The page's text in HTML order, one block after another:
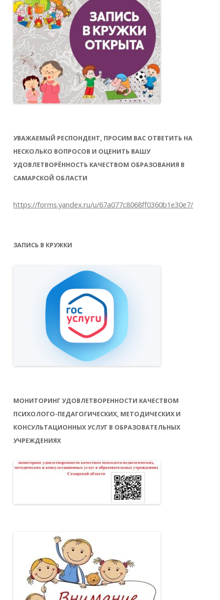
УВАЖАЕМЫЙ РЕСПОНДЕНТ, ПРОСИМ ВАС ОТВЕТИТЬ НА
НЕСКОЛЬКО ВОПРОСОВ И ОЦЕНИТЬ ВАШУ
УДОВЛЕТВОРЁННОСТЬ КАЧЕСТВОМ ОБРАЗОВАНИЯ В
САМАРСКОЙ ОБЛАСТИ
https://forms.yandex.ru/u/67a077c8068ff0360b1e30e7/
ЗАПИСЬ В КРУЖКИ
МОНИТОРИНГ УДОВЛЕТВОРЕННОСТИ КАЧЕСТВОМ
ПСИХОЛОГО-ПЕДАГОГИЧЕСКИХ, МЕТОДИЧЕСКИХ И
КОНСУЛЬТАЦИОННЫХ УСЛУГ В ОБРАЗОВАТЕЛЬНЫХ
УЧРЕЖДЕНИЯХ